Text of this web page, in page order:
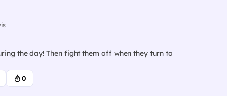
the day! Then fight them off when they turn to
0